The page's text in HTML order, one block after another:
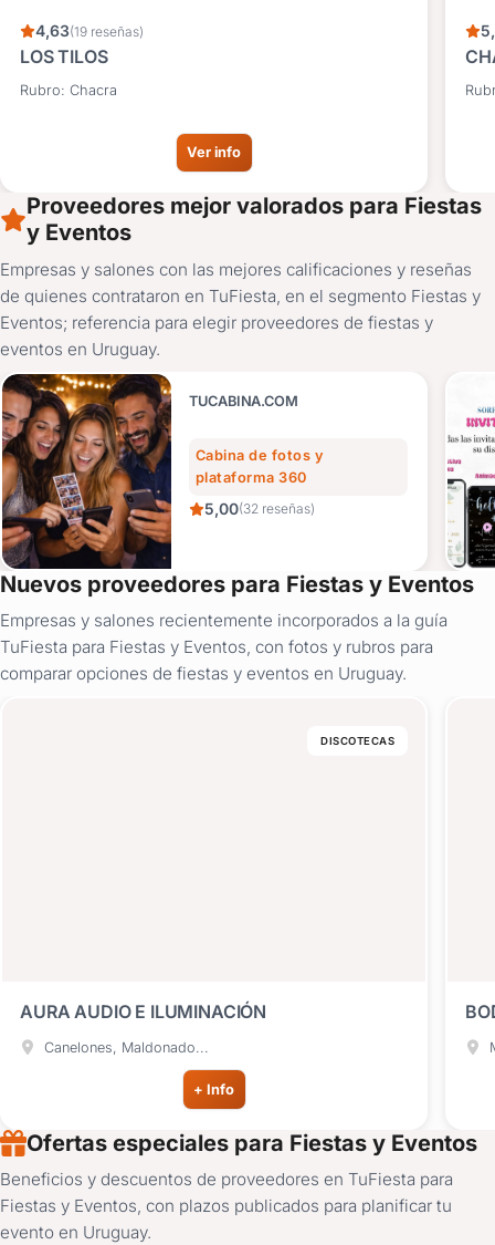
4,63(19 reseñas)
LOS TILOS
Rubro: Chacra
Ver info
Proveedores mejor valorados para Fiestas
y Eventos
Empresas y salones con las mejores calificaciones y reseñas
de quienes contrataron en TuFiesta, en el segmento Fiestas y
Eventos; referencia para elegir proveedores de fiestas y
eventos en Uruguay.
TUCABINA.COM
Cabina de fotos y
plataforma 360
5,00(32 reseñas)
Nuevos proveedores para Fiestas y Eventos
Empresas y salones recientemente incorporados a la guía
TuFiesta para Fiestas y Eventos, con fotos y rubros para
comparar opciones de fiestas y eventos en Uruguay.
DISCOTECAS
AURA AUDIO E ILUMINACIÓN
Canelones, Maldonado...
+ Info
Ofertas especiales para Fiestas y Eventos
Beneficios y descuentos de proveedores en TuFiesta para
Fiestas y Eventos, con plazos publicados para planificar tu
evento en Uruguay.
10%
OFF